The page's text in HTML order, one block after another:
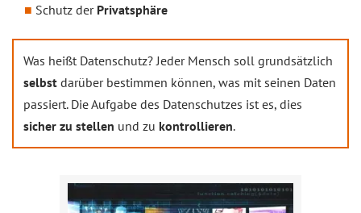
Schutz der Privatsphäre
Was heißt Datenschutz? Jeder Mensch soll grundsätzlich
selbst darüber bestimmen können, was mit seinen Daten
passiert. Die Aufgabe des Datenschutzes ist es, dies
sicher zu stellen und zu kontrollieren.